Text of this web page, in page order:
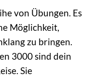
von Übungen. Es
Möglichkeit,
zu bringen.
3000 sind dein
Sie